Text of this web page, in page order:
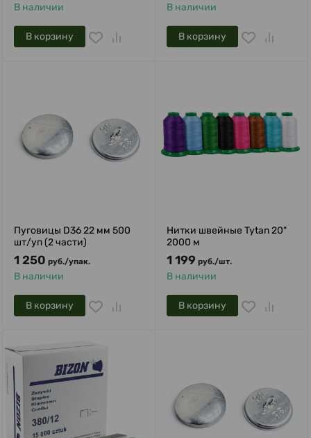
В наличии
В корзину
В наличии
В корзину
Пуговицы D36 22 мм 500
шт/уп (2 части)
1 250 руб./упак.
В наличии
В корзину
Нитки швейные Tytan 20"
2000 м
1 199 руб./шт.
В наличии
В корзину